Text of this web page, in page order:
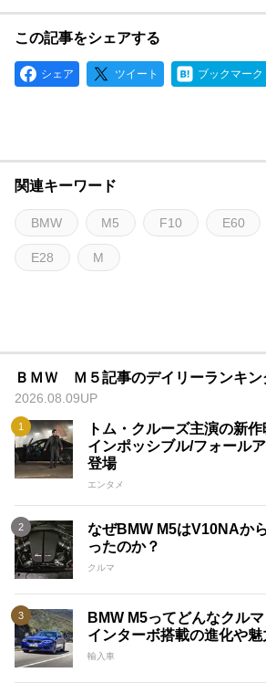
この記事をシェアする
シェア ツイート ブックマーク
関連キーワード
BMW M5 F10 E60
E28 M
ＢＭＷ Ｍ５記事のデイリーランキン
2026.08.09UP
トム・クルーズ主演の新
インポッシブル/フォール
登場
エンタメ
なぜBMW M5はV10NAか
ったのか？
クルマ
BMW M5ってどんなクル
インターボ搭載の進化や魅
輸入車